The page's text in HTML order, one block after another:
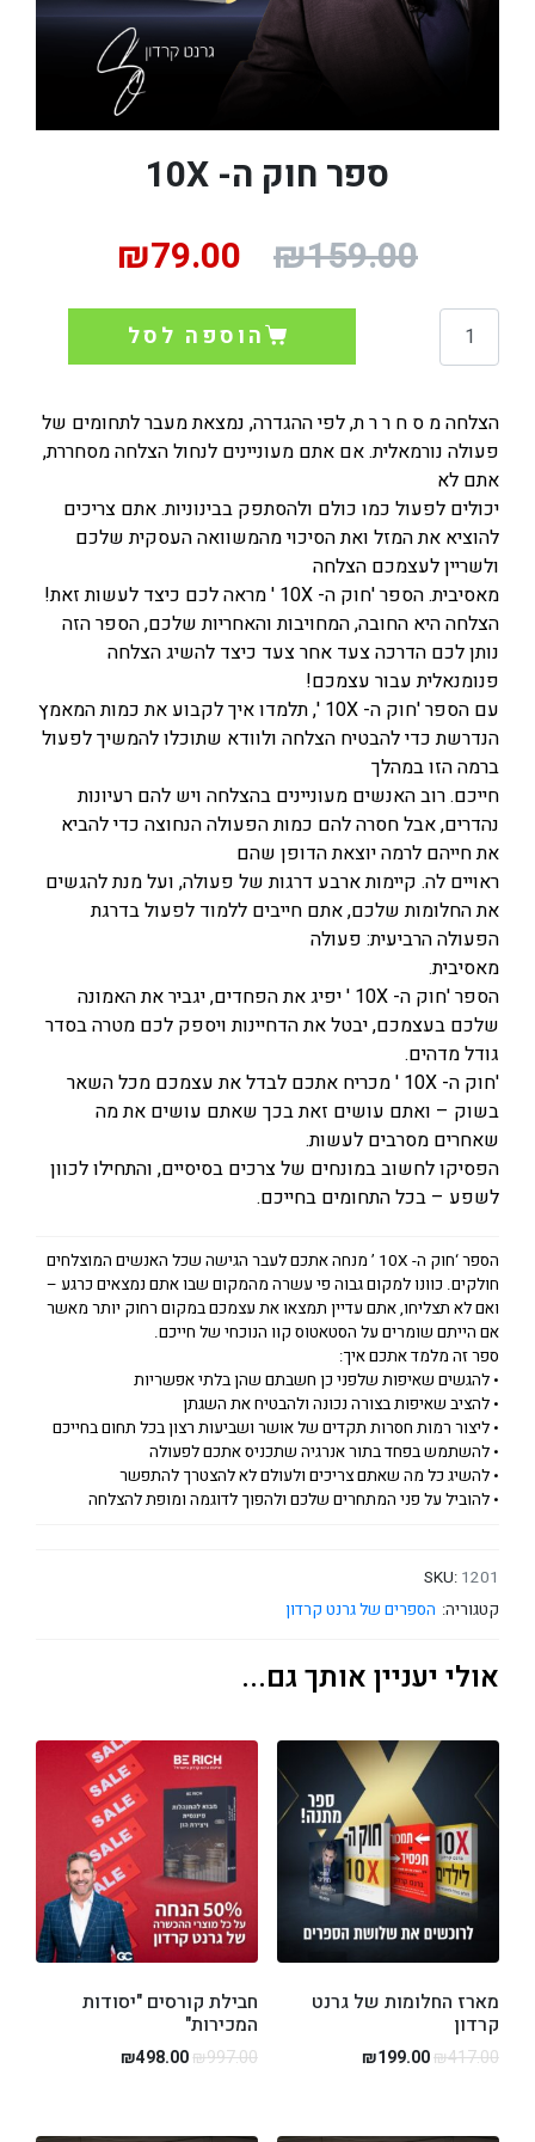
ספר חוק ה- 10X
₪159.00
₪79.00
הוספה לסל
הצלחה מ ס ח ר ר ת, לפי ההגדרה, נמצאת מעבר לתחומים של
פעולה נורמאלית. אם אתם מעוניינים לנחול הצלחה מסחררת,
אתם לא
יכולים לפעול כמו כולם ולהסתפק בבינוניות. אתם צריכים
להוציא את המזל ואת הסיכוי מהמשוואה העסקית שלכם
ולשריין לעצמכם הצלחה
מאסיבית. הספר 'חוק ה- 10X ' מראה לכם כיצד לעשות זאת!
הצלחה היא החובה, המחויבות והאחריות שלכם, הספר הזה
נותן לכם הדרכה צעד אחר צעד כיצד להשיג הצלחה
פנומנאלית עבור עצמכם!
עם הספר 'חוק ה- 10X ', תלמדו איך לקבוע את כמות המאמץ
הנדרשת כדי להבטיח הצלחה ולוודא שתוכלו להמשיך לפעול
ברמה הזו במהלך
חייכם. רוב האנשים מעוניינים בהצלחה ויש להם רעיונות
נהדרים, אבל חסרה להם כמות הפעולה הנחוצה כדי להביא
את חייהם לרמה יוצאת הדופן שהם
ראויים לה. קיימות ארבע דרגות של פעולה, ועל מנת להגשים
את החלומות שלכם, אתם חייבים ללמוד לפעול בדרגת
הפעולה הרביעית: פעולה
מאסיבית.
הספר 'חוק ה- 10X ' יפיג את הפחדים, יגביר את האמונה
שלכם בעצמכם, יבטל את הדחיינות ויספק לכם מטרה בסדר
גודל מדהים.
'חוק ה- 10X ' מכריח אתכם לבדל את עצמכם מכל השאר
בשוק – ואתם עושים זאת בכך שאתם עושים את מה
שאחרים מסרבים לעשות.
הפסיקו לחשוב במונחים של צרכים בסיסיים, והתחילו לכוון
לשפע – בכל התחומים בחייכם.
הספר ‘חוק ה- 10X ’ מנחה אתכם לעבר הגישה שכל האנשים המוצלחים
חולקים. כוונו למקום גבוה פי עשרה מהמקום שבו אתם נמצאים כרגע –
ואם לא תצליחו, אתם עדיין תמצאו את עצמכם במקום רחוק יותר מאשר
אם הייתם שומרים על הסטאטוס קוו הנוכחי של חייכם.
ספר זה מלמד אתכם איך:
• להגשים שאיפות שלפני כן חשבתם שהן בלתי אפשריות
• להציב שאיפות בצורה נכונה ולהבטיח את השגתן
• ליצור רמות חסרות תקדים של אושר ושביעות רצון בכל תחום בחייכם
• להשתמש בפחד בתור אנרגיה שתכניס אתכם לפעולה
• להשיג כל מה שאתם צריכים ולעולם לא להצטרך להתפשר
• להוביל על פני המתחרים שלכם ולהפוך לדוגמה ומופת להצלחה
SKU: 1201
קטגוריה: הספרים של גרנט קרדון
אולי יעניין אותך גם...
מארז החלומות של גרנט
קרדון
₪417.00
₪199.00
חבילת קורסים "יסודות
המכירות"
₪997.00
₪498.00